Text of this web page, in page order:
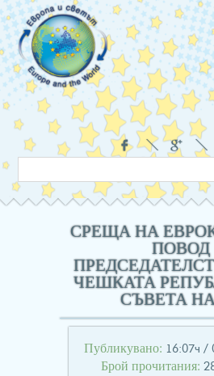
Навигация
Социални
в
сайта
дума
СРЕЩА НА
ПОВОД
ЧЕШКАТА
СЪВЕТА
Публикувано: 16:07ч /
Брой прочитания: